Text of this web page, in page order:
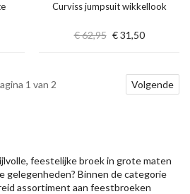
Curviss jumpsuit wikkellook
€ 62,95 € 31,50
1 van 2 Volgende
feestelijke broek in grote maten
gelegenheden? Binnen de categorie
assortiment aan feestbroeken